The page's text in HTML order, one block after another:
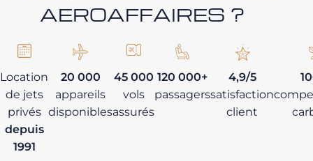
AEROAFFAIRES ?
Location
de jets
privés
depuis
1991
20 000
appareils
disponibles
45 000
vols
assurés
120 000+
passagers
4,9/5
satisfaction
client